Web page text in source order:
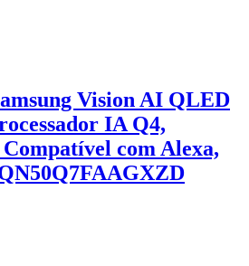
Vision AI QLED
IA Q4,
com Alexa,